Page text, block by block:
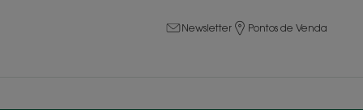
Newsletter Pontos de Venda